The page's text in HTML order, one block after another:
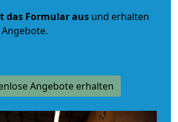
das Formular aus und erhalten
Angebote erhalten